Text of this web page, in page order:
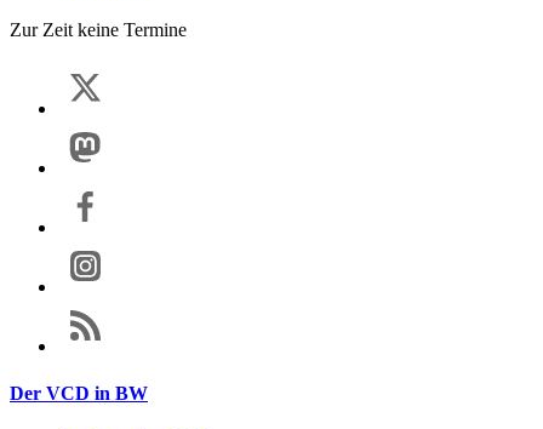
Zur Zeit keine Termine
Der VCD in BW